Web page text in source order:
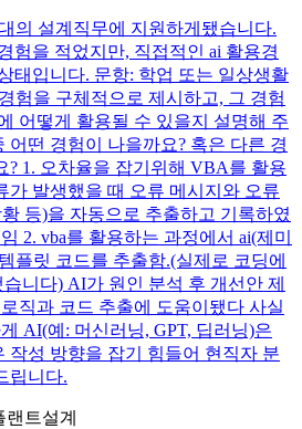
의 설계직무에 지원하게됐습니다.
험을 적었지만, 직접적인 ai 활용경
태입니다. 문항: 학업 또는 일상생활
험을 구체적으로 제시하고, 그 경험
어떻게 활용될 수 있을지 설명해 주
어떤 경험이 나을까요? 혹은 다른 경
? 1. 오차율을 잡기위해 VBA를 활용
가 발생했을 때 오류 메시지와 오류
등)을 자동으로 추출하고 기록하였
2. vba를 활용하는 과정에서 ai(제미
플릿 코드를 추출함.(실제로 코딩에
니다) AI가 원인 분석 후 개선안 제
직과 코드 추출에 도움이됐다 사실
AI(예: 머신러닝, GPT, 딥러닝)은
작성 방향을 잡기 힘들어 현직자 분
립니다.
랜트설계